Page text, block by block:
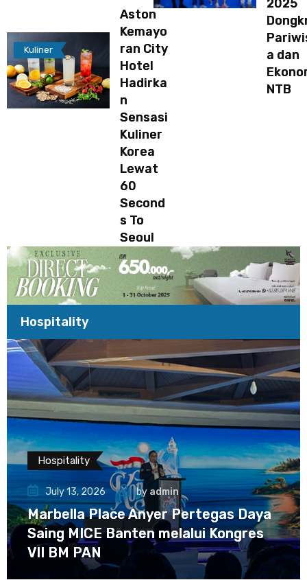
Kuliner
Aston
Kemayo
ran City
Hotel
Hadirka
n
Sensasi
Kuliner
Korea
Lewat
60
Second
s To
Seoul
2025
a dan
NTB
Hospitality
Hospitality
July 13, 2026 by admin
Marbella Place Anyer Pertegas Daya
Saing MICE Banten melalui Kongres
VII BM PAN